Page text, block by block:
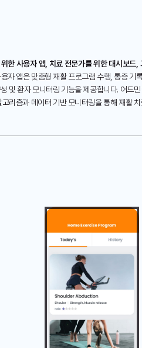
한 사용자 앱, 치료 전문가를 위한 대시보드
자 앱은 맞춤형 재활 프로그램 수행, 통증 기
및 환자 모니터링 기능을 제공합니다. 어드
고리즘과 데이터 기반 모니터링을 통해 재활